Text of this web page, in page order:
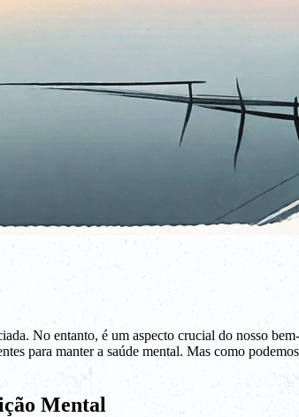
No entanto, é um aspecto crucial do nosso
para manter a saúde mental. Mas como
Mental